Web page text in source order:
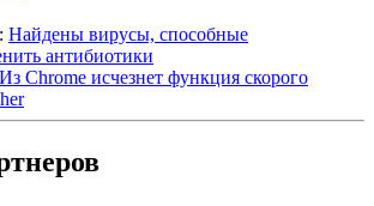
Найдены вирусы, способные
антибиотики
Из Chrome исчезнет функция скорого